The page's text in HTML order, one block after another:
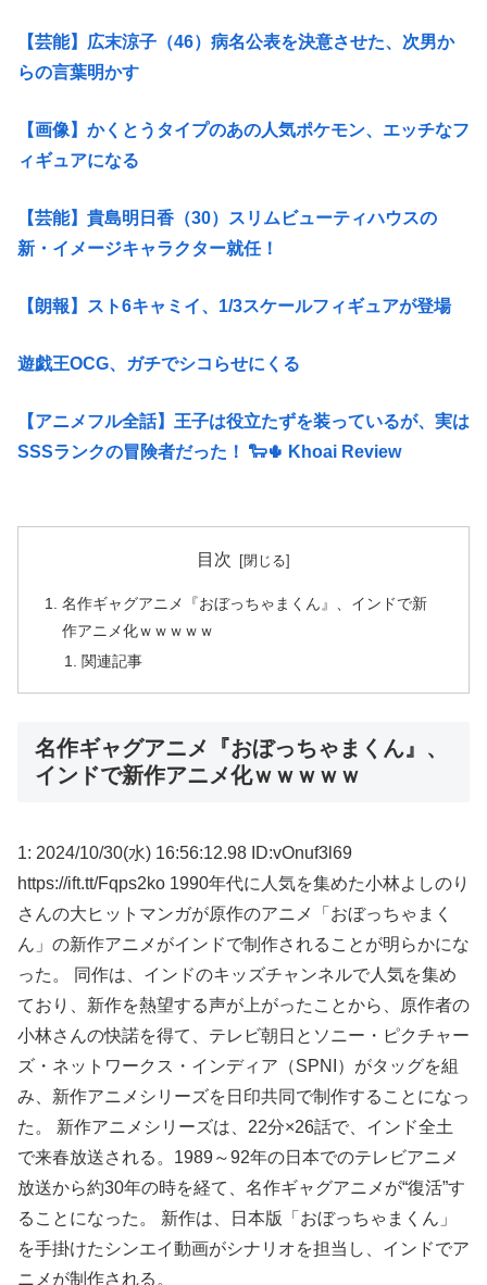
【芸能】広末涼子（46）病名公表を決意させた、次男か
らの言葉明かす
【画像】かくとうタイプのあの人気ポケモン、エッチなフ
ィギュアになる
【芸能】貴島明日香（30）スリムビューティハウスの
新・イメージキャラクター就任！
【朗報】スト6キャミイ、1/3スケールフィギュアが登場
遊戯王OCG、ガチでシコらせにくる
【アニメフル全話】王子は役立たずを装っているが、実は
SSSランクの冒険者だった！ 🐑🌵 Khoai Review
目次
名作ギャグアニメ『おぼっちゃまくん』、インドで新
作アニメ化ｗｗｗｗｗ
関連記事
名作ギャグアニメ『おぼっちゃまくん』、
インドで新作アニメ化ｗｗｗｗｗ
1: 2024/10/30(水) 16:56:12.98 ID:vOnuf3l69
https://ift.tt/Fqps2ko 1990年代に人気を集めた小林よしのり
さんの大ヒットマンガが原作のアニメ「おぼっちゃまく
ん」の新作アニメがインドで制作されることが明らかにな
った。 同作は、インドのキッズチャンネルで人気を集め
ており、新作を熱望する声が上がったことから、原作者の
小林さんの快諾を得て、テレビ朝日とソニー・ピクチャー
ズ・ネットワークス・インディア（SPNI）がタッグを組
み、新作アニメシリーズを日印共同で制作することになっ
た。 新作アニメシリーズは、22分×26話で、インド全土
で来春放送される。1989～92年の日本でのテレビアニメ
放送から約30年の時を経て、名作ギャグアニメが“復活”す
ることになった。 新作は、日本版「おぼっちゃまくん」
を手掛けたシンエイ動画がシナリオを担当し、インドでア
ニメが制作される。